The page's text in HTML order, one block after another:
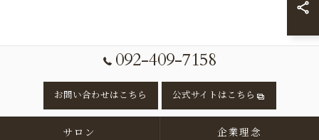
092-409-7158
お問い合わせはこちら 公式サイトはこちら
サロン 企業理念